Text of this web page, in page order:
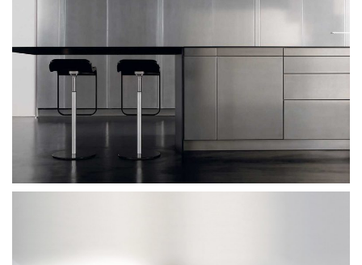
Toncelli Wind